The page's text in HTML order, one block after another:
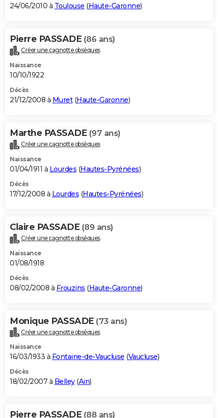
24/06/2010 à Toulouse (Haute-Garonne)
Pierre PASSADE (86 ans)
Créer une cagnotte obsèques
Naissance
10/10/1922
Décès
21/12/2008 à Muret(Haute-Garonne)
Marthe PASSADE (97 ans)
Créer une cagnotte obsèques
Naissance
01/04/1911 à Lourdes (Hautes-Pyrénées)
Décès
17/12/2008 à Lourdes (Hautes-Pyrénées)
Claire PASSADE (89 ans)
Créer une cagnotte obsèques
Naissance
01/08/1918
Décès
08/02/2008 à Frouzins (Haute-Garonne)
Monique PASSADE (73 ans)
Créer une cagnotte obsèques
Naissance
16/03/1933 à Fontaine-de-Vaucluse (Vaucluse)
Décès
18/02/2007 à Belley(Ain)
Pierre PASSADE (88 ans)